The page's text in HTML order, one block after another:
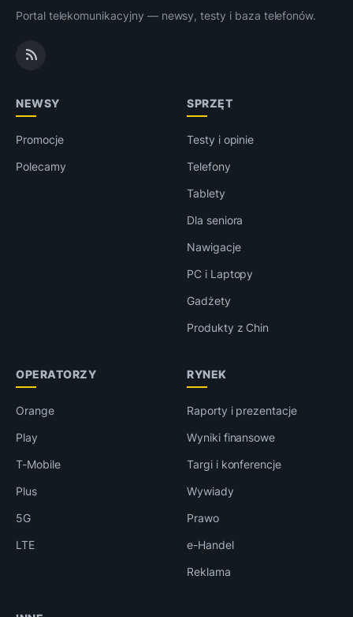
Portal telekomunikacyjny — newsy, testy i baza telefonów.
NEWSY
Promocje
Polecamy
SPRZĘT
Testy i opinie
Telefony
Tablety
Dla seniora
Nawigacje
PC i Laptopy
Gadżety
Produkty z Chin
OPERATORZY
Orange
Play
T-Mobile
Plus
5G
LTE
RYNEK
Raporty i prezentacje
Wyniki finansowe
Targi i konferencje
Wywiady
Prawo
e-Handel
Reklama